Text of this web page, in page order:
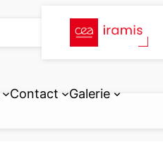
Contact Galerie